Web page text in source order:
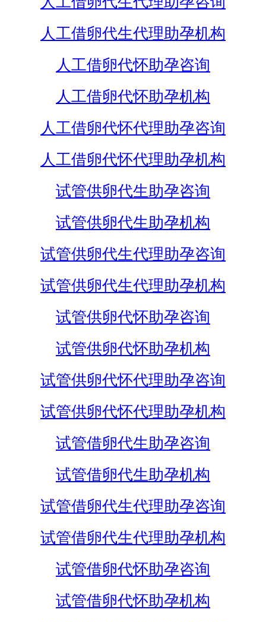
人工借卵代生代理助孕机构
人工借卵代怀助孕咨询
人工借卵代怀助孕机构
人工借卵代怀代理助孕咨询
人工借卵代怀代理助孕机构
试管供卵代生助孕咨询
试管供卵代生助孕机构
试管供卵代生代理助孕咨询
试管供卵代生代理助孕机构
试管供卵代怀助孕咨询
试管供卵代怀助孕机构
试管供卵代怀代理助孕咨询
试管供卵代怀代理助孕机构
试管借卵代生助孕咨询
试管借卵代生助孕机构
试管借卵代生代理助孕咨询
试管借卵代生代理助孕机构
试管借卵代怀助孕咨询
试管借卵代怀助孕机构